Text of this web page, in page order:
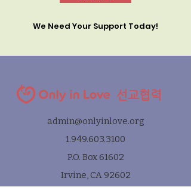
We Need Your Support Today!
선교협력
admin@onlyinlove.org
1.949.603.3100
P.O. Box 61602
Irvine, CA 92602